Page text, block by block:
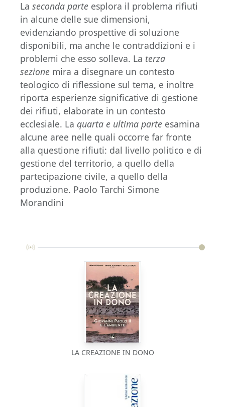
La seconda parte esplora il problema rifiuti
in alcune delle sue dimensioni,
evidenziando prospettive di soluzione
disponibili, ma anche le contraddizioni e i
problemi che esso solleva. La terza
sezione mira a disegnare un contesto
teologico di riflessione sul tema, e inoltre
riporta esperienze significative di gestione
dei rifiuti, elaborate in un contesto
ecclesiale. La quarta e ultima parte esamina
alcune aree nelle quali occorre far fronte
alla questione rifiuti: dal livello politico e di
gestione del territorio, a quello della
partecipazione civile, a quello della
produzione. Paolo Tarchi Simone
Morandini
LA CREAZIONE IN DONO